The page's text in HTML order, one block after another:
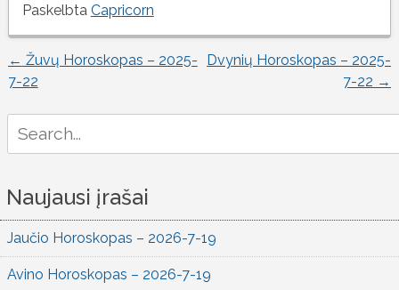
Paskelbta Capricorn
Įrašo
naršymas
← Žuvų Horoskopas – 2025-
7-22
Dvynių Horoskopas – 2025-
7-22 →
for:
Naujausi įrašai
Jaučio Horoskopas – 2026-7-19
Avino Horoskopas – 2026-7-19